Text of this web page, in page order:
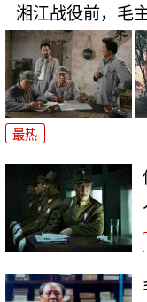
湘江战役前，毛
最热